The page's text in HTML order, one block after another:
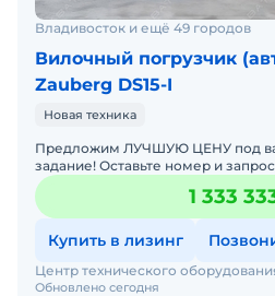
Владивосток и ещё 49 городов
Вилочный погрузчик
Zauberg DS15-I
Новая техника
Предложим ЛУЧШУЮ ЦЕНУ под
задание! Оставьте номер и запрос - мы подберем модель
со СКИДКОЙ. В наличии на складах новые вилочные
погрузчики
1 333
Купить в лизинг
Обновлено сегодня
Центр технического